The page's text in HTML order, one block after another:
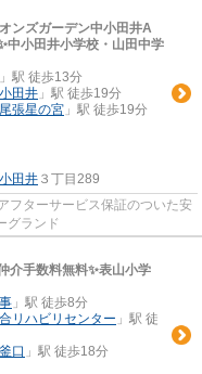
ンズガーデン中小田井A
中小田井小学校・山田中学
」駅 徒歩13分
田井 」駅 徒歩19分
尾張星の宮 」駅 徒歩19分
田井 ３丁目289
フターサービス保証のついた安
グランド
介手数料無料✨️表山小学
」駅 徒歩8分
リハビリセンター 」駅 徒
口 」駅 徒歩18分